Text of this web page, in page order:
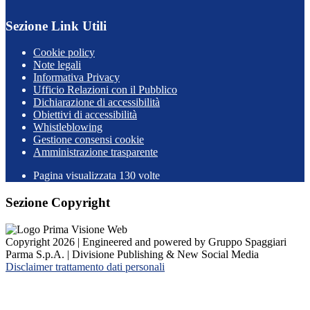
Sezione Link Utili
Cookie policy
Note legali
Informativa Privacy
Ufficio Relazioni con il Pubblico
Dichiarazione di accessibilità
Obiettivi di accessibilità
Whistleblowing
Gestione consensi cookie
Amministrazione trasparente
Pagina visualizzata 130 volte
Sezione Copyright
Copyright 2026 | Engineered and powered by Gruppo Spaggiari
Parma S.p.A. | Divisione Publishing & New Social Media
Disclaimer trattamento dati personali